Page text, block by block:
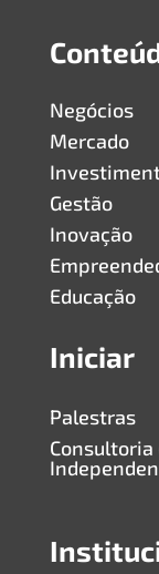
Negócios
Mercado
Gestão
Inovação
Educação
Iniciar
Palestras